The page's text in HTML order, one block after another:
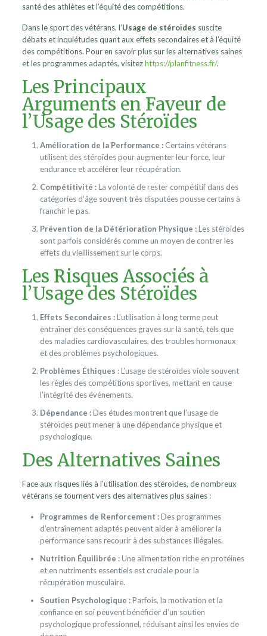
santé des athlètes et l’équité des compétitions.
Dans le sport des vétérans, l’Usage de stéroïdes suscite
débats et inquiétudes quant aux effets secondaires et à l’équité
des compétitions. Pour en savoir plus sur les alternatives saines
et les programmes adaptés, visitezhttps://planfitness.fr/.
Les Principaux
Arguments en Faveur de
l’Usage des Stéroïdes
Amélioration de la Performance : Certains vétérans
utilisent des stéroïdes pour augmenter leur force, leur
endurance et accélérer leur récupération.
Compétitivité :La volonté de rester compétitif dans des
catégories d’âge souvent très disputées pousse certains à
franchir le pas.
Prévention de la Détérioration Physique :Les stéroïdes
sont parfois considérés comme un moyen de contrer les
effets du vieillissement sur le corps.
Les Risques Associés à
l’Usage des Stéroïdes
Effets Secondaires :L’utilisation à long terme peut
entraîner des conséquences graves sur la santé, tels que
des maladies cardiovasculaires, des troubles hormonaux
et des problèmes psychologiques.
Problèmes Éthiques :L’usage de stéroïdes viole souvent
les règles des compétitions sportives, mettant en cause
l’intégrité des événements.
Dépendance :Des études montrent que l’usage de
stéroïdes peut mener à une dépendance physique et
psychologique.
Des Alternatives Saines
Face aux risques liés à l’utilisation des stéroïdes, de nombreux
vétérans se tournent vers des alternatives plus saines :
Programmes de Renforcement :Des programmes
d’entraînement adaptés peuvent aider à améliorer la
performance sans recourir à des substances illégales.
Nutrition Équilibrée :Une alimentation riche en protéines
et en nutriments essentiels est cruciale pour la
récupération musculaire.
Soutien Psychologique :Parfois, la motivation et la
confiance en soi peuvent bénéficier d’un soutien
psychologique professionnel, réduisant ainsi les envies de